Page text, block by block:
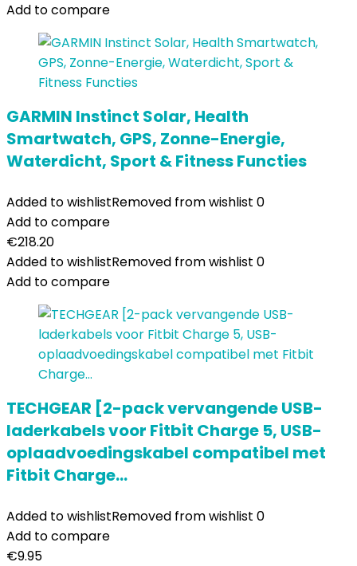
Add to compare
GARMIN Instinct Solar, Health
Smartwatch, GPS, Zonne-Energie,
Waterdicht, Sport & Fitness Functies
Added to wishlistRemoved from wishlist 0
Add to compare
€218.20
Added to wishlistRemoved from wishlist 0
Add to compare
TECHGEAR [2-pack vervangende USB-
laderkabels voor Fitbit Charge 5, USB-
oplaadvoedingskabel compatibel met
Fitbit Charge…
Added to wishlistRemoved from wishlist 0
Add to compare
€9.95